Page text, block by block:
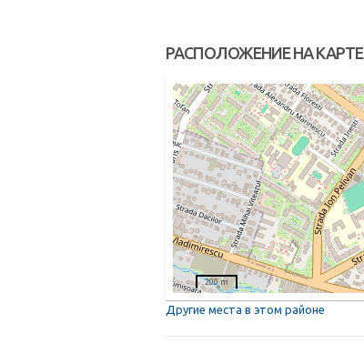
РАСПОЛОЖЕНИЕ НА КАРТЕ
200 m
Другие места в этом районе